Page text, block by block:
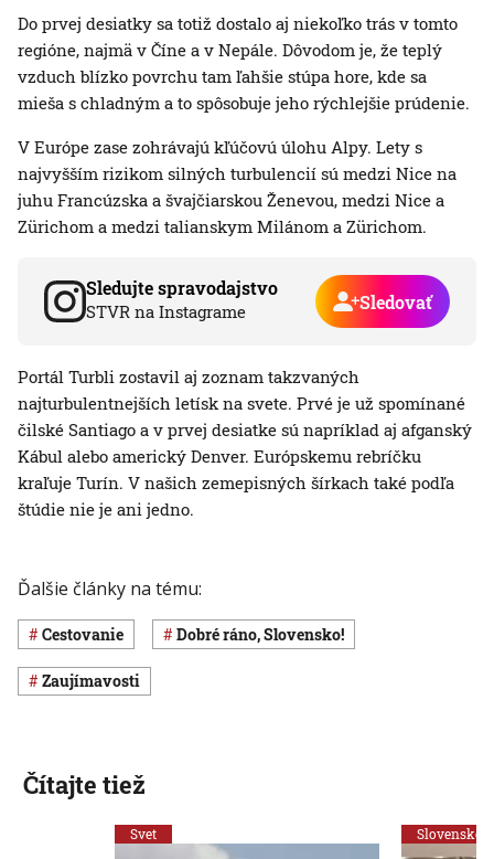
Do prvej desiatky sa totiž dostalo aj niekoľko trás v tomto
regióne, najmä v Číne a v Nepále. Dôvodom je, že teplý
vzduch blízko povrchu tam ľahšie stúpa hore, kde sa
mieša s chladným a to spôsobuje jeho rýchlejšie prúdenie.
V Európe zase zohrávajú kľúčovú úlohu Alpy. Lety s
najvyšším rizikom silných turbulencií sú medzi Nice na
juhu Francúzska a švajčiarskou Ženevou, medzi Nice a
Zürichom a medzi talianskym Milánom a Zürichom.
Sledujte spravodajstvo
STVR na Instagrame Sledovať
Portál Turbli zostavil aj zoznam takzvaných
najturbulentnejších letísk na svete. Prvé je už spomínané
čilské Santiago a v prvej desiatke sú napríklad aj afganský
Kábul alebo americký Denver. Európskemu rebríčku
kraľuje Turín. V našich zemepisných šírkach také podľa
štúdie nie je ani jedno.
Ďalšie články na tému:
cestovanie Dobré ráno, Slovensko!
Zaujímavosti
Čítajte tiež
Svet Slovensko